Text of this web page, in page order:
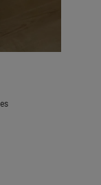
quantité